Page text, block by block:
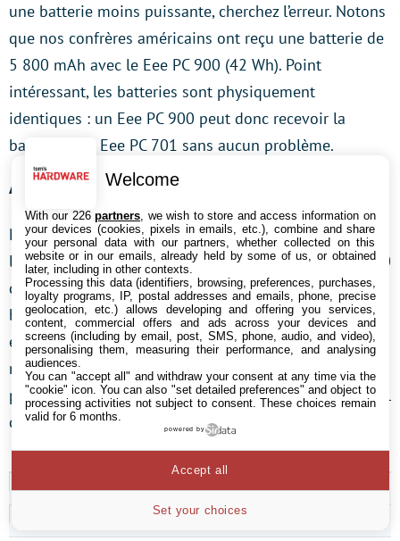
une batterie moins puissante, cherchez l’erreur. Notons
que nos confrères américains ont reçu une batterie de
5 800 mAh avec le Eee PC 900 (42 Wh). Point
intéressant, les batteries sont physiquement
identiques : un Eee PC 900 peut donc recevoir la
batterie d’un Eee PC 701 sans aucun problème.
Asus confirme : 4 400 mAh en Europe
Nous avons contacté Asus pour avoir le fin mot de
l’histoire, et la réponse est simple : tous les Eee PC 900
qui seront vendus en Europe seront équipés de la
batterie de 4 400 mAh. À Hong Kong, ou le Eee PC a
été lancé il y a peu, l’utilisation de batteries de 4 400
mAh a créé un tollé chez les utilisateurs et la firme a
promis de les changer pour des 5 800 mAh. En sera-t-il
de même en Europe ? Seul l’avenir nous le dira.
Welcome
With our 226partners , we wish to store and access information on
your devices (cookies, pixels in emails, etc.), combine and share
your personal data with our partners, whether collected on this
website or in our emails, already held by some of us, or obtained
later, including in other contexts.
Processing this data (identifiers, browsing, preferences, purchases,
loyalty programs, IP, postal addresses and emails, phone, precise
geolocation, etc.) allows developing and offering you services,
content, commercial offers and ads across your devices and
screens (including by email, post, SMS, phone, audio, and video),
personalising them, measuring their performance, and analysing
audiences.
You can "accept all" and withdraw your consent at any time via the
"cookie" icon. You can also "set detailed preferences" and object to
processing activities not subject to consent. These choices remain
valid for 6 months.
powered by
Set your choices
Accept all